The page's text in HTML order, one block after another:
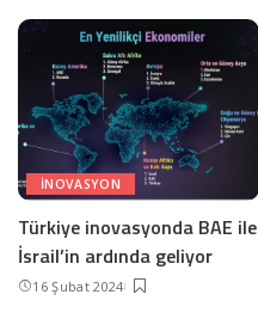
INOVASYON
Türkiye inovasyonda BAE ile
İsrail’in ardında geliyor
16 Şubat 2024